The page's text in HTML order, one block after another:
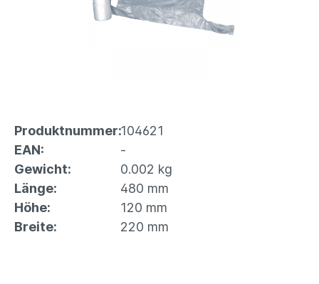
Produktnummer:104621
EAN:
-
Gewicht:
0.002 kg
Länge:
480 mm
Höhe:
120 mm
Breite:
220 mm